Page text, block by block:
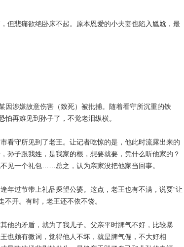
悲痛欲绝卧床不起。原本恩爱的小夫妻也陷入尴尬，最
涉嫌故意伤害（致死）被批捕。随着看守所沉重的铁
怕再难见到孙子了，不觉老泪纵横。
守所见到了老王。让记者吃惊的是，他此时流露出来的
孙子跟我姓，是我家的根，想要就要，凭什么听他家的？
见一个礼包……总之，认为亲家没把他家当回事。
过节带上礼品探望公婆。这点，老王也有不满，说要“让
开。有时，老王还不依不饶。
的矛盾，就为了我儿子。父亲平时脾气不好，比较暴
颇有微词，觉得他人不坏，就是脾气倔，不大好相